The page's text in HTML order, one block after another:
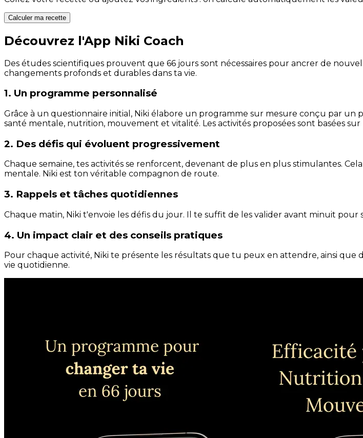
Calculer ma recette
Découvrez l'App Niki Coach
Des études scientifiques prouvent que 66 jours sont nécessaires pour ancrer de
changements profonds et durables dans ta vie.
1. Un programme personnalisé
Grâce à un questionnaire initial, Niki élabore un programme sur mesure conçu par un
santé mentale, nutrition, mouvement et vitalité. Les activités proposées sont basées
2. Des défis qui évoluent progressivement
Chaque semaine, tes activités se renforcent, devenant de plus en plus stimulantes.
mentale. Niki est ton véritable compagnon de route.
3. Rappels et tâches quotidiennes
Chaque matin, Niki t'envoie les défis du jour. Il te suffit de les valider avant minuit pour
4. Un impact clair et des conseils pratiques
Pour chaque activité, Niki te présente les résultats que tu peux en attendre, ainsi
vie quotidienne.